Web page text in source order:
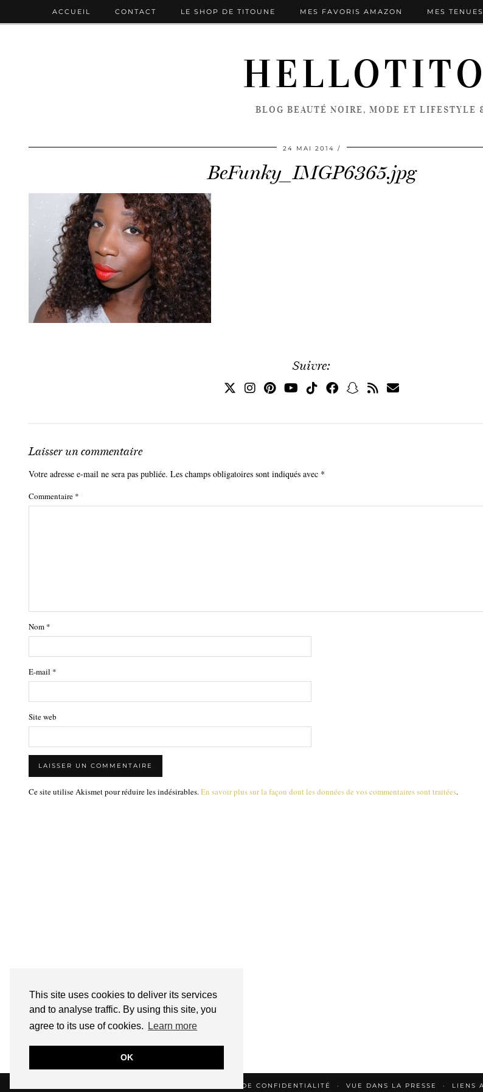
This site uses cookies to deliver its services
and to analyse traffic. By using this site, you
agree to its use of cookies.
Learn more
OK
BLOG BEAUTÉ NOIRE, MODE ET LIFESTYLE
ACCUEIL CONTACT LE SHOP DE TITOUNE MES FAVORIS AMAZON MES TENUES
24 MAI 2014
BeFunky_IMGP6365.jpg
Suivre:
Laisser un commentaire
Votre adresse e-mail ne sera pas publiée. Les champs obligatoires sont indiqués avec *
Commentaire *
Nom *
E-mail *
Site web
Ce site utilise Akismet pour réduire les indésirables. En savoir plus sur la façon dont les données de vos commentaires sont traitées.
POLITIQUE DE CONFIDENTIALITÉ VUE DANS LA PRESSE LIENS